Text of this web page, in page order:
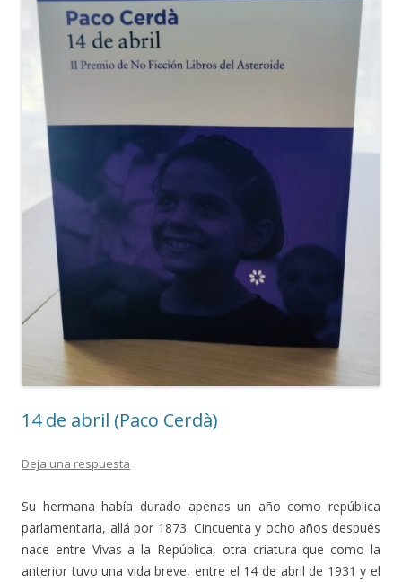
14 de abril (Paco Cerdà)
Deja una respuesta
Su hermana había durado apenas un año como república
parlamentaria, allá por 1873. Cincuenta y ocho años después
nace entre Vivas a la República, otra criatura que como la
anterior tuvo una vida breve, entre el 14 de abril de 1931 y el